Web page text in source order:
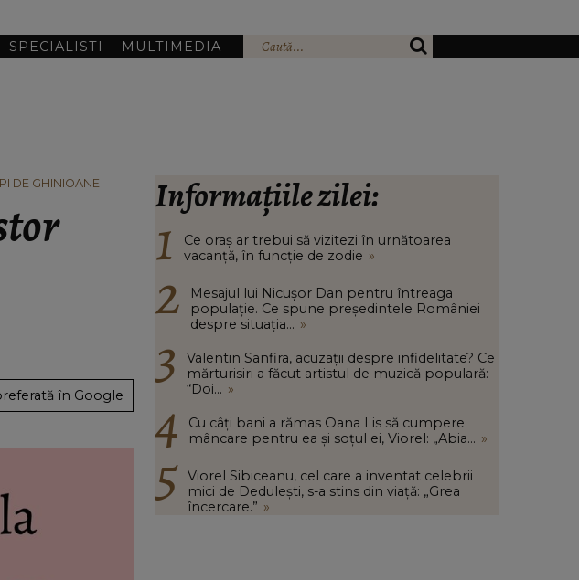
SPECIALISTI MULTIMEDIA
DE GHINIOANE
în Google
Informațiile zilei:
Ce oraș ar trebui să vizitezi în urnătoarea
vacanță, în funcție de zodie »
Mesajul lui Nicușor Dan pentru întreaga
populație. Ce spune președintele României
despre situația... »
Valentin Sanfira, acuzații despre infidelitate? Ce
mărturisiri a făcut artistul de muzică populară:
“Doi... »
Cu câți bani a rămas Oana Lis să cumpere
mâncare pentru ea și soțul ei, Viorel: „Abia... »
Viorel Sibiceanu, cel care a inventat celebrii
mici de Dedulești, s-a stins din viață: „Grea
încercare.” »